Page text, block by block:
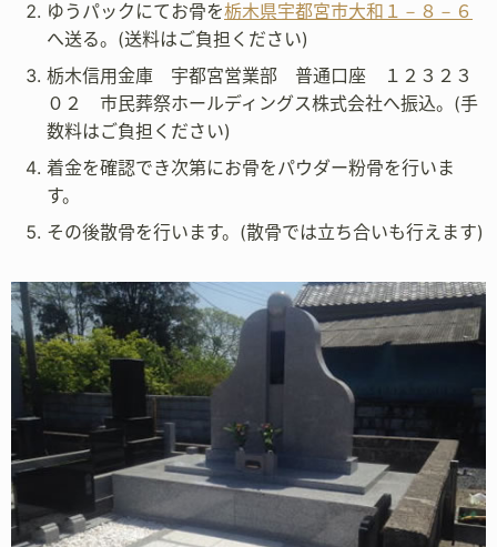
ゆうパックにてお骨を栃木県宇都宮市大和１－８－６
へ送る。(送料はご負担ください)
栃木信用金庫 宇都宮営業部 普通口座 １２３２３
０２ 市民葬祭ホールディングス株式会社へ振込。(手
数料はご負担ください)
着金を確認でき次第にお骨をパウダー粉骨を行いま
す。
その後散骨を行います。(散骨では立ち合いも行えます)